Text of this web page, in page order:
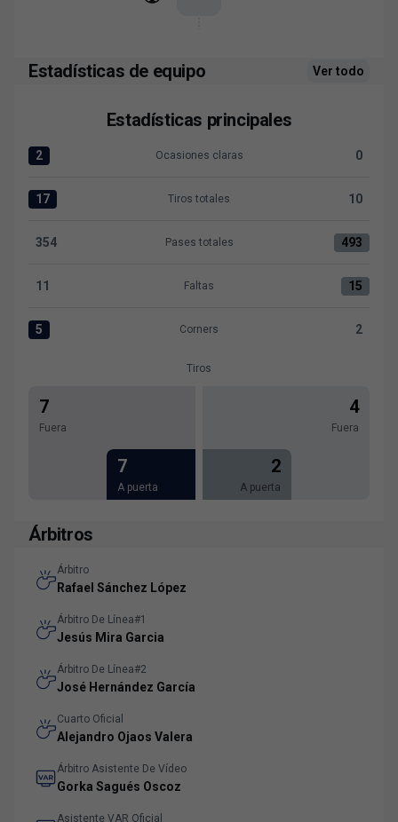
Estadísticas de equipo Ver todo
Estadísticas principales
Ocasiones claras:Levante UD 2 versus CD Eldense 0
2 Ocasiones claras 0
Tiros totales:Levante UD 17 versus CD Eldense 10
17 Tiros totales 10
Pases totales:Levante UD 354 versus CD Eldense 493
354 Pases totales 493
Faltas:Levante UD 11 versus CD Eldense 15
11 Faltas 15
Corners:Levante UD 5 versus CD Eldense 2
5 Corners 2
Tiros
7
Fuera
7
A puerta
4
Fuera
2
A puerta
Árbitros
Árbitro
Rafael Sánchez López
Árbitro De Línea#1
Jesús Mira Garcia
Árbitro De Línea#2
José Hernández García
Cuarto Oficial
Alejandro Ojaos Valera
Árbitro Asistente De Vídeo
Gorka Sagués Oscoz
Asistente VAR Oficial